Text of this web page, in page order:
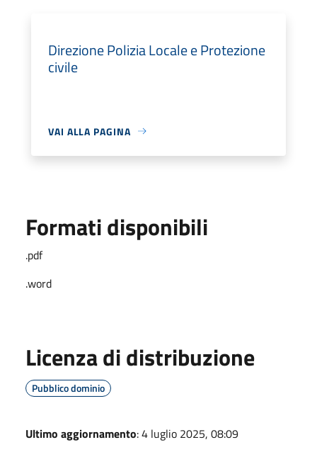
Direzione Polizia Locale e Protezione
civile
VAI ALLA PAGINA
Formati disponibili
.pdf
.word
Licenza di distribuzione
Pubblico dominio
Ultimo aggiornamento: 4 luglio 2025, 08:09